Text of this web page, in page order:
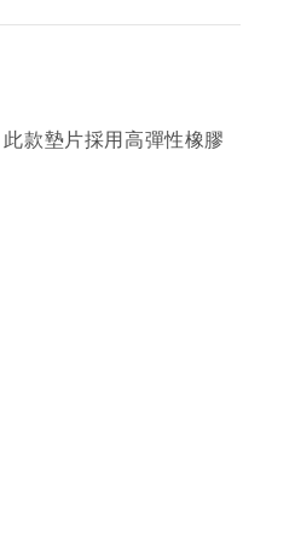
款墊片採用高彈性橡膠